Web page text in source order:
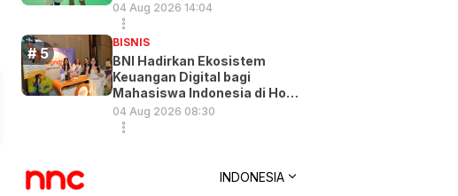
04 Aug 2026 14:04
BISNIS
BNI Hadirkan Ekosistem
Keuangan Digital bagi
Mahasiswa Indonesia di Hong
Kong
04 Aug 2026 08:30
INDONESIA